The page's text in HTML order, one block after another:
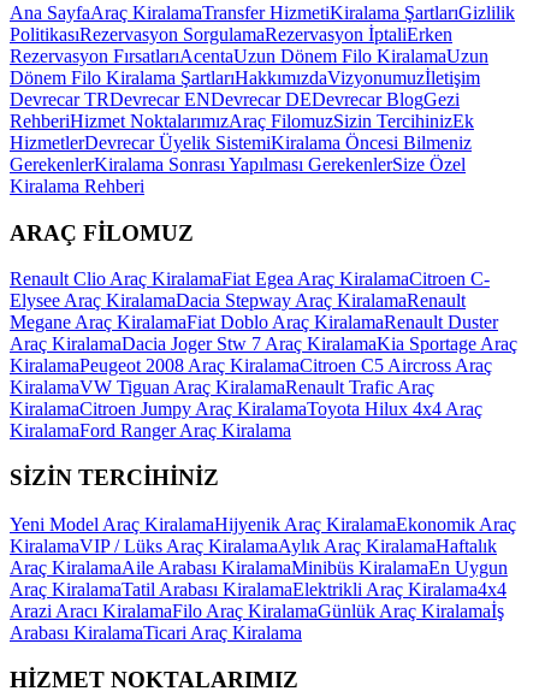
Ana SayfaAraç KiralamaTransfer HizmetiKiralama ŞartlarıGizlilik
PolitikasıRezervasyon SorgulamaRezervasyon İptaliErken
Rezervasyon FırsatlarıAcentaUzun Dönem Filo KiralamaUzun
Dönem Filo Kiralama ŞartlarıHakkımızdaVizyonumuzİletişim
Devrecar TRDevrecar ENDevrecar DEDevrecar BlogGezi
RehberiHizmet NoktalarımızAraç FilomuzSizin TercihinizEk
HizmetlerDevrecar Üyelik SistemiKiralama Öncesi Bilmeniz
GerekenlerKiralama Sonrası Yapılması GerekenlerSize Özel
Kiralama Rehberi
ARAÇ FİLOMUZ
Renault Clio Araç KiralamaFiat Egea Araç KiralamaCitroen C-
Elysee Araç KiralamaDacia Stepway Araç KiralamaRenault
Megane Araç KiralamaFiat Doblo Araç KiralamaRenault Duster
Araç KiralamaDacia Joger Stw 7 Araç KiralamaKia Sportage Araç
KiralamaPeugeot 2008 Araç KiralamaCitroen C5 Aircross Araç
KiralamaVW Tiguan Araç KiralamaRenault Trafic Araç
KiralamaCitroen Jumpy Araç KiralamaToyota Hilux 4x4 Araç
KiralamaFord Ranger Araç Kiralama
SİZİN TERCİHİNİZ
Yeni Model Araç KiralamaHijyenik Araç KiralamaEkonomik Araç
KiralamaVIP / Lüks Araç KiralamaAylık Araç KiralamaHaftalık
Araç KiralamaAile Arabası KiralamaMinibüs KiralamaEn Uygun
Araç KiralamaTatil Arabası KiralamaElektrikli Araç Kiralama4x4
Arazi Aracı KiralamaFilo Araç KiralamaGünlük Araç Kiralamaİş
Arabası KiralamaTicari Araç Kiralama
HİZMET NOKTALARIMIZ